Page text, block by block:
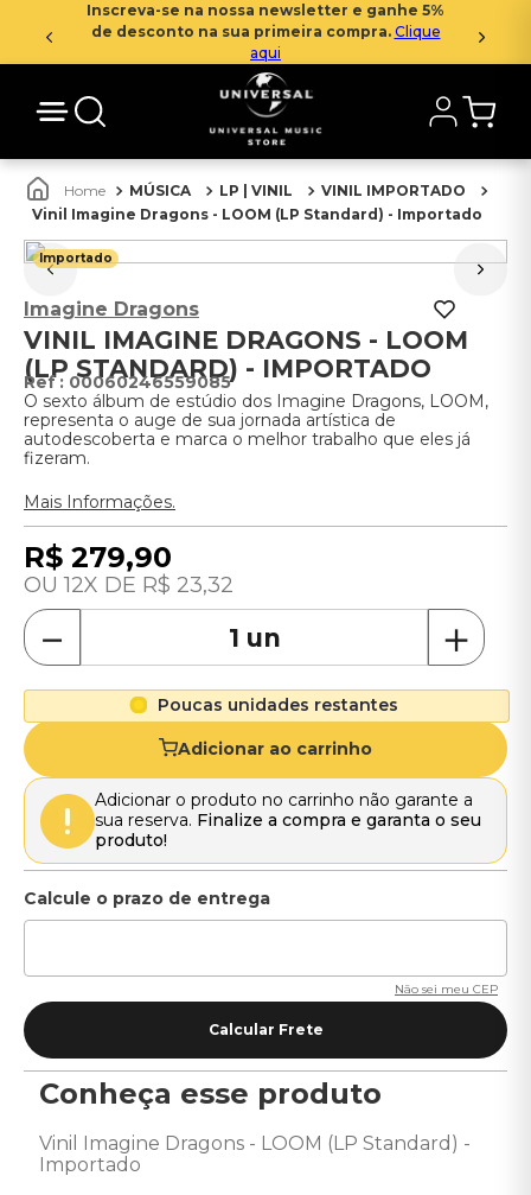
Inscreva-se na nossa newsletter e ganhe 5%
de desconto na sua primeira compra. Clique
aqui
MÚSICA LP | VINIL
VINIL IMPORTADO
Vinil Imagine Dragons - LOOM (LP Standard) - Importado
Importado
Imagine Dragons
VINIL IMAGINE DRAGONS - LOOM
(LP STANDARD) - IMPORTADO
: 00060246559085
O sexto álbum de estúdio dos Imagine Dragons, LOOM,
representa o auge de sua jornada artística de
autodescoberta e marca o melhor trabalho que eles já
fizeram.
Mais Informações.
R$ 279,90
12 R$ 23,32
＋
－
Poucas unidades restantes
Adicionar ao carrinho
Adicionar o produto no carrinho não garante a
sua reserva. Finalize a compra e garanta o seu
produto!
Não sei meu CEP
Conheça esse produto
Vinil Imagine Dragons - LOOM (LP Standard) -
Importado